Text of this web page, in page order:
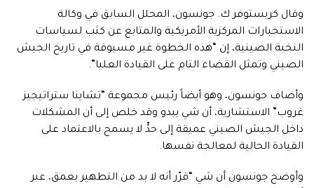
وقال كريستوفر ك. جونسون، المحلل السابق في وكالة
الاستخبارات المركزية الأمريكية والمتابع عن كثب لسياسات
النخبة الصينية، إن “هذه الخطوة غير مسبوقة في تاريخ الجيش
الصيني وتمثل القضاء التام على القيادة العليا”.
وأضاف جونسون، وهو أيضاً رئيس مجموعة “تشاينا ستراتيجيز
غروب” الاستشارية، أن شي يبدو وقد خلص إلى أن المشكلات
داخل الجيش الصيني عميقة إلى حدٍّ لا يسمح بالاعتماد على
القيادة الحالية لمعالجة نفسها.
وأوضح جونسون أن شي “قرّر أنه لا بد من التطهير بعمق، عبر